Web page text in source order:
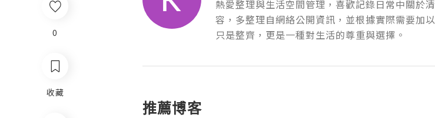
0
收藏
熱愛整理與生活空間管理，喜歡記錄日常中關於
容，多整理自網絡公開資訊，並根據實際需要加
只是整齊，更是一種對生活的尊重與選擇。
推薦博客